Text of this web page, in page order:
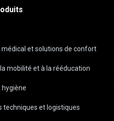
médical et solutions de confort
mobilité et à la rééducation
hygiène
techniques et logistiques